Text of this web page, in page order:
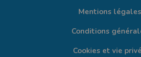
Mentions légales
Conditions
Cookies et vie